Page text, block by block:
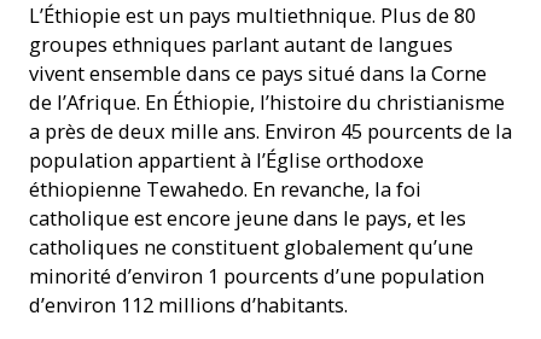
L’Éthiopie est un pays multiethnique. Plus de 80
groupes ethniques parlant autant de langues
vivent ensemble dans ce pays situé dans la Corne
de l’Afrique. En Éthiopie, l’histoire du christianisme
a près de deux mille ans. Environ 45 pourcents de la
population appartient à l’Église orthodoxe
éthiopienne Tewahedo. En revanche, la foi
catholique est encore jeune dans le pays, et les
catholiques ne constituent globalement qu’une
minorité d’environ 1 pourcents d’une population
d’environ 112 millions d’habitants.